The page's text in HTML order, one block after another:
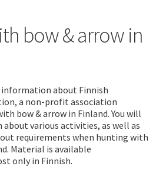
bow & arrow in
information about Finnish
a non-profit association
bow & arrow in Finland. You will
various activities, as well as
requirements when hunting with
Material is available
only in Finnish.